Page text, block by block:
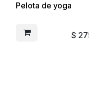
Pelota de yoga
$